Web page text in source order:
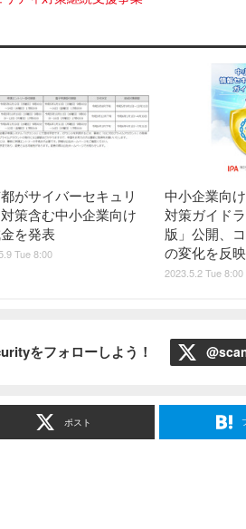
がサイバーセキュリ
策含む中小企業向け
を発表
Tue 8:00
中小企業向
対策ガイド
版」公開、
の変化を反映
2023.5.2 Tue 8:00
をフォローしよう！
ポスト